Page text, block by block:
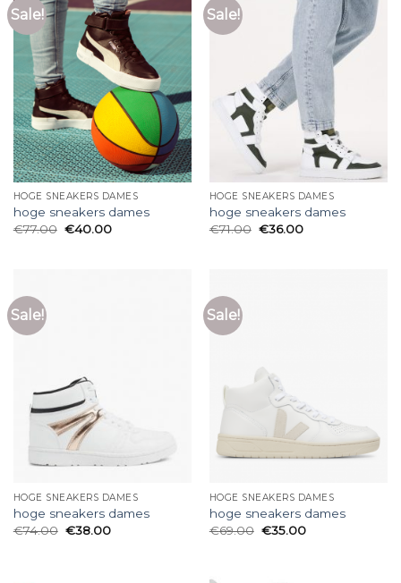
Sale!
HOGE SNEAKERS DAMES
hoge sneakers dames
€77.00 €40.00
Sale!
HOGE SNEAKERS DAMES
hoge sneakers dames
€71.00 €36.00
Sale!
HOGE SNEAKERS DAMES
hoge sneakers dames
€74.00 €38.00
Sale!
HOGE SNEAKERS DAMES
hoge sneakers dames
€69.00 €35.00